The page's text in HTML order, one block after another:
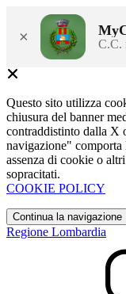
× C.C.
Questo sito utilizza
chiusura del banner
contraddistinto dalla X
navigazione"
assenza di cookie o
sopracitati.
COOKIE POLICY
Continua la navigazione
Regione Lombardia